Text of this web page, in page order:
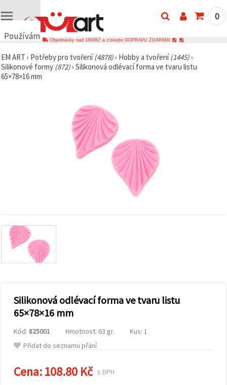
Používáme
🍪
Používáme
cookies a
zobrazovali
obsah a
reklamu, a
to i s
našich
marketing.
Můžete
souhlasit s
všech
cookies
kliknutím
vše!" Nebo
0
Objednávky nad 1600Kč a získejte DOPRAVU ZDARMA!
EM ART › Potřeby pro tvoření (4878)› Hobby a tvoření (1445)›
Silikonové formy (872)› Silikonová odlévací forma ve tvaru listu
65×78×16 mm
Silikonová odlévací forma ve tvaru listu
65×78×16 mm
Kód: 825001 Hmotnost: 63 gr.
Kus: 1
Přidat do seznamu přání
Cena:108.80 Kč s DPH